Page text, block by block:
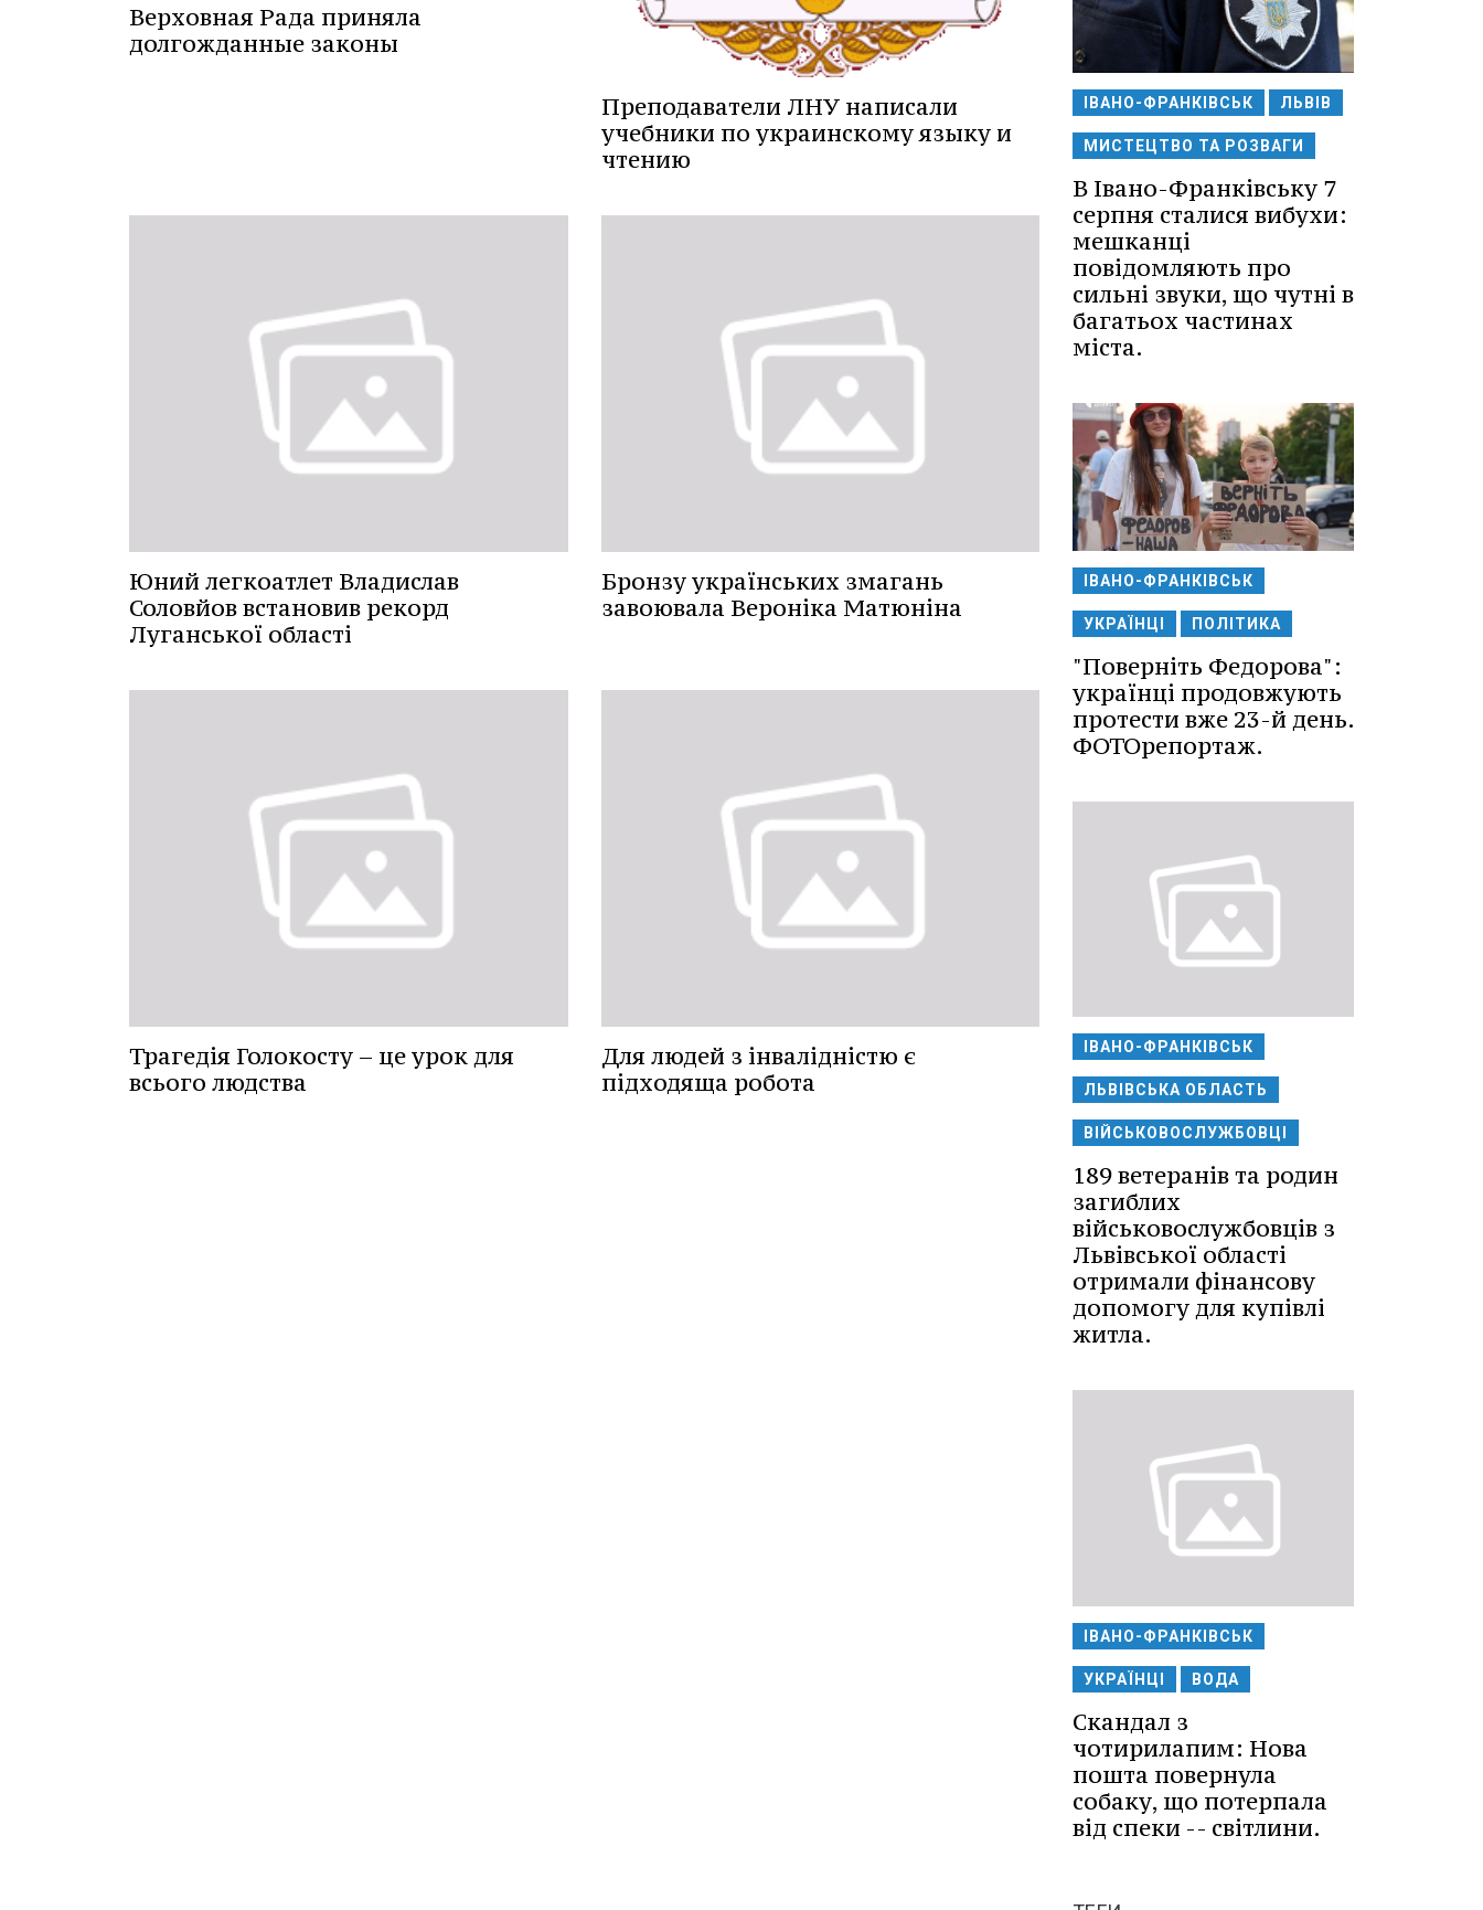
Верховная Рада приняла
долгожданные законы
Преподаватели ЛНУ написали
учебники по украинскому языку и
чтению
Юний легкоатлет Владислав
Соловйов встановив рекорд
Луганської області
Бронзу українських змагань
завоювала Вероніка Матюніна
Трагедія Голокосту – це урок для
всього людства
Для людей з інвалідністю є
підходяща робота
ІВАНО-ФРАНКІВСЬК ЛЬВІВ
МИСТЕЦТВО ТА РОЗВАГИ
В Івано-Франківську 7
серпня сталися вибухи:
мешканці
повідомляють про
сильні звуки, що чутні в
багатьох частинах
міста.
ІВАНО-ФРАНКІВСЬК
УКРАЇНЦІ ПОЛІТИКА
"Поверніть Федорова":
українці продовжують
протести вже 23-й день.
ФОТОрепортаж.
ІВАНО-ФРАНКІВСЬК
ЛЬВІВСЬКА ОБЛАСТЬ
ВІЙСЬКОВОСЛУЖБОВЦІ
189 ветеранів та родин
загиблих
військовослужбовців з
Львівської області
отримали фінансову
допомогу для купівлі
житла.
ІВАНО-ФРАНКІВСЬК
УКРАЇНЦІ ВОДА
Скандал з
чотирилапим: Нова
пошта повернула
собаку, що потерпала
від спеки -- світлини.